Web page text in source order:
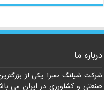
درباره ما
شرکت شیلنگ صبرا یکی از
صنعتی و کشاورزی در ایران می